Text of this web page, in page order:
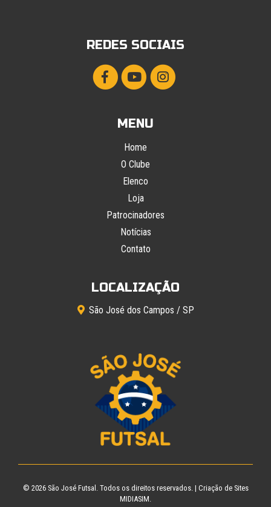
REDES SOCIAIS
MENU
Home
O Clube
Elenco
Loja
Patrocinadores
Notícias
Contato
LOCALIZAÇÃO
São José dos Campos / SP
© 2026 São José Futsal . Todos os direitos reservados. | Criação de Sites
MIDIASIM.